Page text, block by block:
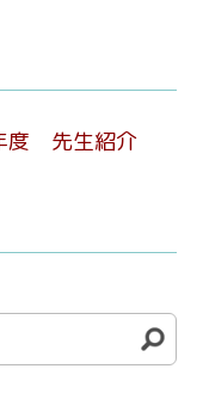
度 先生紹介